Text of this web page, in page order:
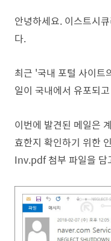
안녕하세요. 이스트시
다.
최근 '국내 포털 사이트
일이 국내에서 유포되
이번에 발견된 메일은
효한지 확인하기 위한
Inv.pdf 첨부 파일을 담